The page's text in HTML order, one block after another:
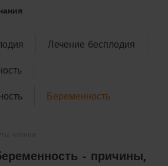
Лечение бесплодия
Беременность
- причины,